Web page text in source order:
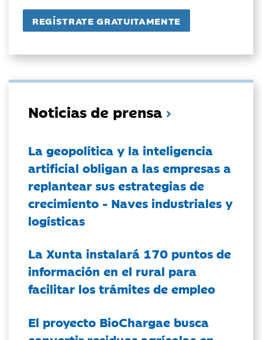
Noticias de prensa
La geopolítica y la inteligencia
artificial obligan a las empresas a
replantear sus estrategias de
crecimiento - Naves industriales y
logísticas
La Xunta instalará 170 puntos de
información en el rural para
facilitar los trámites de empleo
El proyecto BioChargae busca